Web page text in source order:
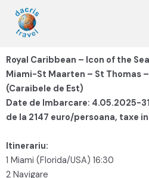
Royal Caribbean – Icon of the
Miami-St Maarten – St Thomas
(Caraibele de Est)
Date de Imbarcare: 4.05.2025-
de la 2147 euro/persoana, taxe
Itinerariu:
1 Miami (Florida/USA) 16:30
2 Navigare